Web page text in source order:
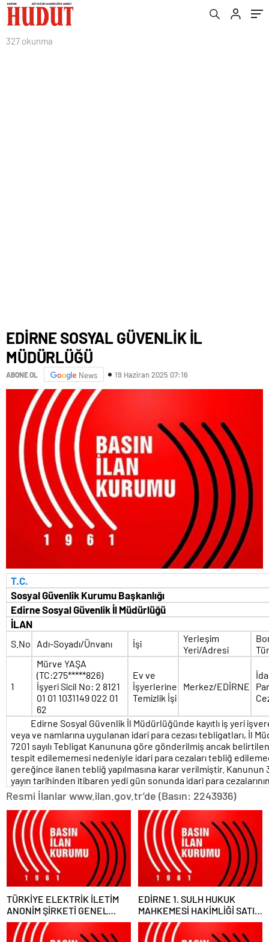
327 okunma
EDİRNE SOSYAL GÜVENLİK İL
MÜDÜRLÜĞÜ
ABONE OL News 19 Haziran 2025 07:16
T.C.
Sosyal Güvenlik Kurumu Başkanlığı
Edirne Sosyal Güvenlik İl Müdürlüğü
İLAN
S.No Adı-Soyadı/Ünvanı İşi
Yerleşim
Yeri/Adresi
1
Mürve YAŞA
(TC:275*****826)
İşyeri Sicil No: 2 8121
01 01 1031149 022 01
62
Ev ve
İşyerlerine
Temizlik İşi
Merkez/EDİRNE
Edirne Sosyal Güvenlik İl Müdürlüğünde kayıtlı iş yeri
veya ve namlarına uygulanan idari para cezası tebligatları, İl
7201 sayılı Tebligat Kanununa göre gönderilmiş ancak
tespit edilememesi nedeniyle idari para cezaları tebliğ
gereğince ilanen tebliğ yapılmasına karar verilmiştir. Kanunun
yayın tarihinden itibaren yedi gün sonunda idari para
Resmi İlanlar www.ilan.gov.tr’de (Basın: 2243936)
TÜRKİYE ELEKTRİK İLETİM
ANONİM ŞİRKETİ GENEL
MÜDÜRLÜĞÜ
EDİRNE 1. SULH HUKUK
MAHKEMESİ HAKİMLİĞİ SATIŞ
MEMURLUĞU